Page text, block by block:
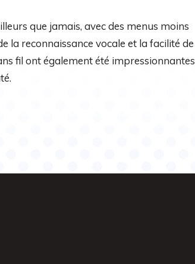
que jamais, avec des menus moins
la reconnaissance vocale et la facilité de
fil ont également été impressionnantes